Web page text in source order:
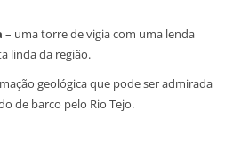
– uma torre de vigia com uma lenda
linda da região.
geológica que pode ser admirada
de barco pelo Rio Tejo.